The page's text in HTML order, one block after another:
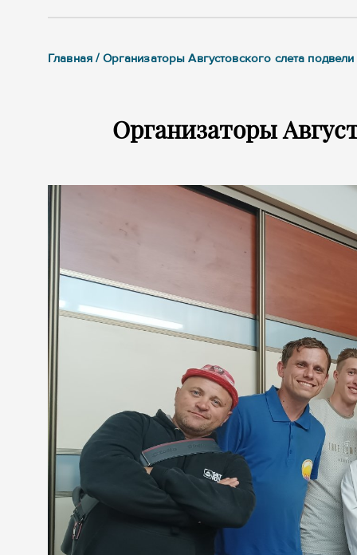
Главная / Организаторы Августовского слета подвели
Организаторы